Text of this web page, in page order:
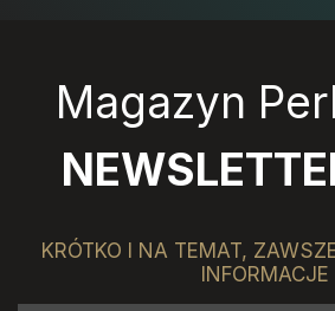
Magazyn
KRÓTKO I NA TEMAT,
INFORMACJE